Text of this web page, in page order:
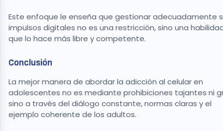
Este enfoque le enseña que gestionar adecuadamente
impulsos digitales no es una restricción, sino una
que lo hace más libre y competente.
Conclusión
La mejor manera de abordar la adicción al celular en
adolescentes no es mediante prohibiciones tajantes ni
sino a través del diálogo constante, normas claras y el
ejemplo coherente de los adultos.